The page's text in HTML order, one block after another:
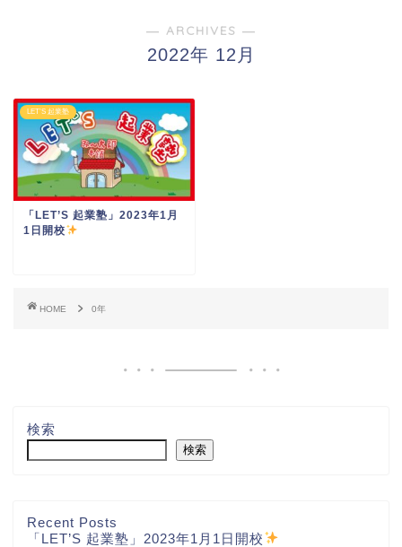
― ARCHIVES ―
2022年 12月
LET’S 起業塾
「LET’S 起業塾」2023年1月
1日開校
HOME 0年
検索
検索
Recent Posts
「LET’S 起業塾」2023年1月1日開校